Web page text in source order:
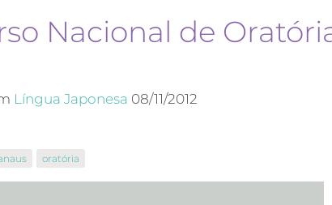
Nacional de
Língua Japonesa 08/11/2012
oratória